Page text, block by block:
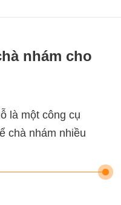
nhám cho
là một công cụ
chà nhám nhiều